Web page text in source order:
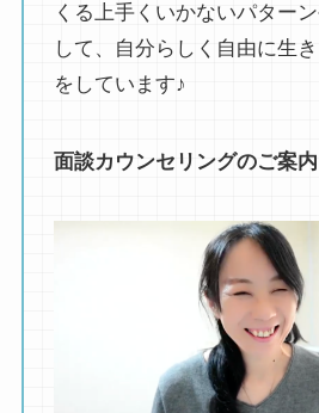
くる上手くいかないパター
して、自分らしく自由に生
をしています♪
面談カウンセリングのご案内